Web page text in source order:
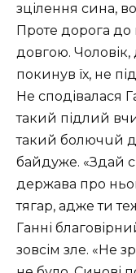
зцілення сина,
Проте дорога до
довгою.
покинув їх, не
Не сподівалася
такий підлий
такий бoлючuй
байдуже. «Здай
держава про
тягар, адже ти
Ганні
зовсім зле. «Не